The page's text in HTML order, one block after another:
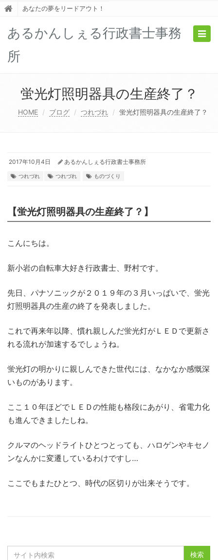
あなたの夢をリードアウト！
あるかんしぇる行政書士事務
所
蛍光灯照明器具の生産終了？
HOME ブログ つれづれ 蛍光灯照明器具の生産終了？
2017年10月4日 あるかんしぇる行政書士事務所
つれづれ つれづれ ものづくり
【蛍光灯照明器具の生産終了？】
こんにちは。
新小岩の自転車大好き行政書士、野村です。
先日、パナソニックが２０１９年の３月いっぱいで、蛍光
灯照明器具の生産の終了を発表しました。
これで再来年以降、慣れ親しんだ蛍光灯がＬＥＤで更新さ
れる流れが加速するでしょうね。
蛍光灯の明かりに親しんできた世代には、なかなか感慨深
いものがあります。
ここ１０年ほどでＬＥＤの性能も格段にあがり、省電力化
も進んできましたしね。
クルマのヘッドライトひとつとっても、ハロゲンやキセノ
ンなんかに変遷しているわけですし…
ここでもまたひとつ、時代の区切りが出来そうです。